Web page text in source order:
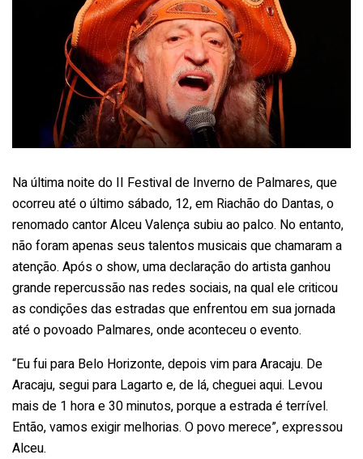
Na última noite do II Festival de Inverno de Palmares, que
ocorreu até o último sábado, 12, em Riachão do Dantas, o
renomado cantor Alceu Valença subiu ao palco. No entanto,
não foram apenas seus talentos musicais que chamaram a
atenção. Após o show, uma declaração do artista ganhou
grande repercussão nas redes sociais, na qual ele criticou
as condições das estradas que enfrentou em sua jornada
até o povoado Palmares, onde aconteceu o evento.
“Eu fui para Belo Horizonte, depois vim para Aracaju. De
Aracaju, segui para Lagarto e, de lá, cheguei aqui. Levou
mais de 1 hora e 30 minutos, porque a estrada é terrível.
Então, vamos exigir melhorias. O povo merece”, expressou
Alceu.